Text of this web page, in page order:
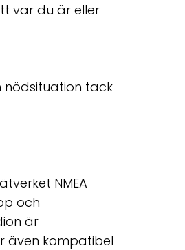
var du är eller
nödsituation tack
NMEA
och
är
även kompatibel